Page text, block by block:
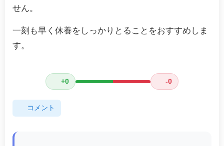
せん。
一刻も早く休養をしっかりとることをおすすめしま
す。
+0 -0
コメント